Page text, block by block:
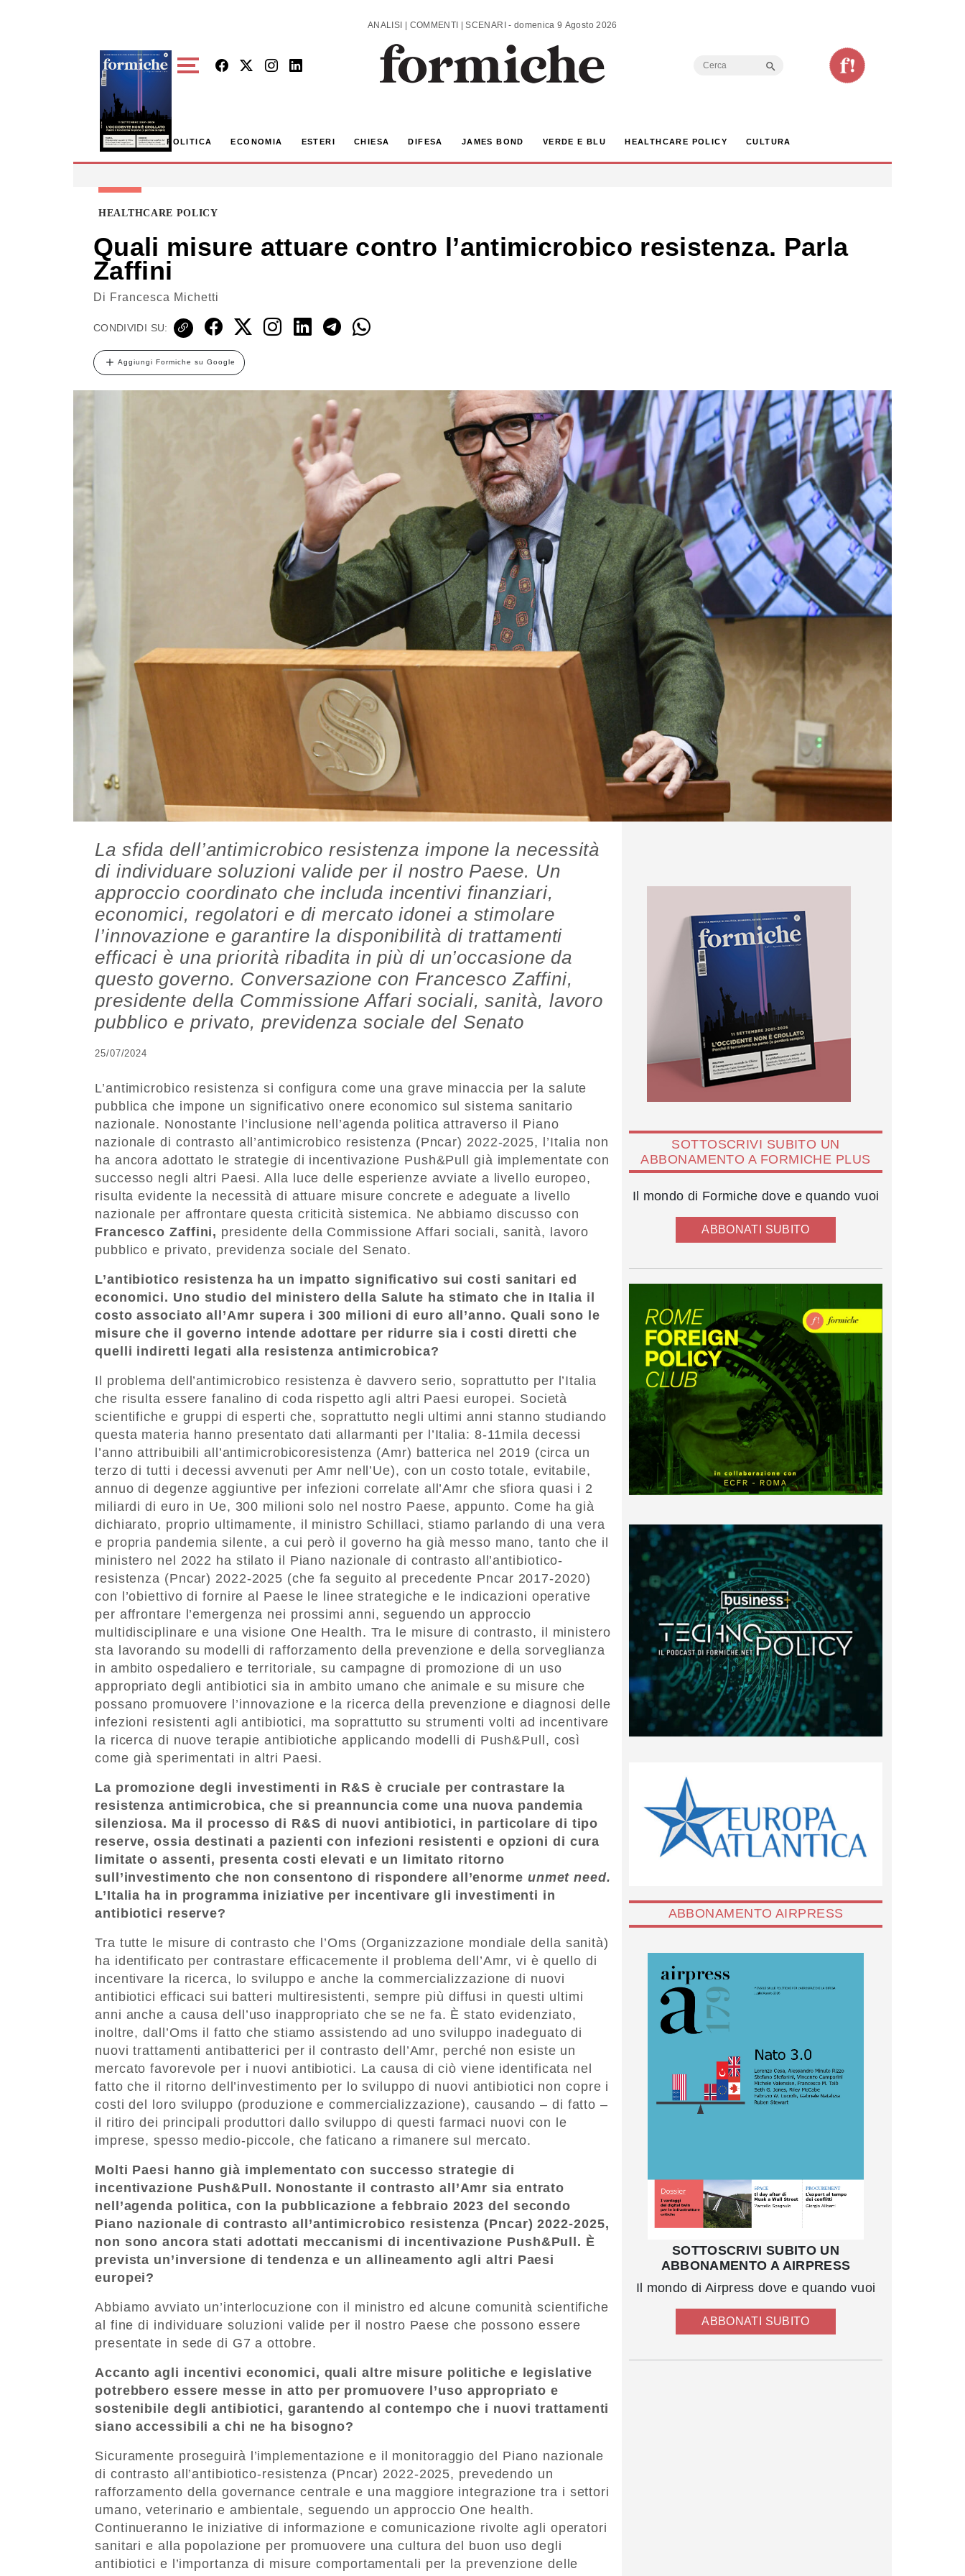
ANALISI | COMMENTI | SCENARI - domenica 9 Agosto 2026
Search
POLITICA ECONOMIA ESTERI CHIESA DIFESA JAMES BOND VERDE E BLU HEALTHCARE POLICY CULTURA
HEALTHCARE POLICY
Quali misure attuare contro l’antimicrobico resistenza. Parla
Zaffini
Di Francesca Michetti
CONDIVIDI SU:
Aggiungi Formiche su Google
La sfida dell’antimicrobico resistenza impone la necessità
di individuare soluzioni valide per il nostro Paese. Un
approccio coordinato che includa incentivi finanziari,
economici, regolatori e di mercato idonei a stimolare
l’innovazione e garantire la disponibilità di trattamenti
efficaci è una priorità ribadita in più di un’occasione da
questo governo. Conversazione con Francesco Zaffini,
presidente della Commissione Affari sociali, sanità, lavoro
pubblico e privato, previdenza sociale del Senato
25/07/2024
L’antimicrobico resistenza si configura come una grave minaccia per la salute
pubblica che impone un significativo onere economico sul sistema sanitario
nazionale. Nonostante l’inclusione nell’agenda politica attraverso il Piano
nazionale di contrasto all’antimicrobico resistenza (Pncar) 2022-2025, l’Italia non
ha ancora adottato le strategie di incentivazione Push&Pull già implementate con
successo negli altri Paesi.Alla luce delle esperienze avviate a livello europeo,
risulta evidente la necessità di attuare misure concrete e adeguate a livello
nazionale per affrontare questa criticità sistemica. Ne abbiamo discusso con
Francesco Zaffini, presidente della Commissione Affari sociali, sanità, lavoro
pubblico e privato, previdenza sociale del Senato.
L’antibiotico resistenza ha un impatto significativo sui costi sanitari ed
economici. Uno studio del ministero della Salute ha stimato che in Italia il
costo associato all’Amr supera i 300 milioni di euro all’anno. Quali sono le
misure che il governo intende adottare per ridurre sia i costi diretti che
quelli indiretti legati alla resistenza antimicrobica?
Il problema dell’antimicrobico resistenza è davvero serio, soprattutto per l’Italia
che risulta essere fanalino di coda rispetto agli altri Paesi europei. Società
scientifiche e gruppi di esperti che, soprattutto negli ultimi anni stanno studiando
questa materia hanno presentato dati allarmanti per l’Italia: 8-11mila decessi
l’anno attribuibili all’antimicrobicoresistenza (Amr) batterica nel 2019 (circa un
terzo di tutti i decessi avvenuti per Amr nell’Ue), con un costo totale, evitabile,
annuo di degenze aggiuntive per infezioni correlate all’Amr che sfiora quasi i 2
miliardi di euro in Ue, 300 milioni solo nel nostro Paese, appunto. Come ha già
dichiarato, proprio ultimamente, il ministro Schillaci, stiamo parlando di una vera
e propria pandemia silente, a cui però il governo ha già messo mano, tanto che il
ministero nel 2022 ha stilato il Piano nazionale di contrasto all’antibiotico-
resistenza (Pncar) 2022-2025 (che fa seguito al precedente Pncar 2017-2020)
con l’obiettivo di fornire al Paese le linee strategiche e le indicazioni operative
per affrontare l’emergenza nei prossimi anni, seguendo un approccio
multidisciplinare e una visione One Health. Tra le misure di contrasto, il ministero
sta lavorando su modelli di rafforzamento della prevenzione e della sorveglianza
in ambito ospedaliero e territoriale, su campagne di promozione di un uso
appropriato degli antibiotici sia in ambito umano che animale e su misure che
possano promuovere l’innovazione e la ricerca della prevenzione e diagnosi delle
infezioni resistenti agli antibiotici, ma soprattutto su strumenti volti ad incentivare
la ricerca di nuove terapie antibiotiche applicando modelli di Push&Pull, così
come già sperimentati in altri Paesi.
La promozione degli investimenti in R&S è cruciale per contrastare la
resistenza antimicrobica, che si preannuncia come una nuova pandemia
silenziosa. Ma il processo di R&S di nuovi antibiotici, in particolare di tipo
reserve, ossia destinati a pazienti con infezioni resistenti e opzioni di cura
limitate o assenti, presenta costi elevati e un limitato ritorno
sull’investimento che non consentono di rispondere all’enorme unmet need.
L’Italia ha in programma iniziative per incentivare gli investimenti in
antibiotici reserve?
Tra tutte le misure di contrasto che l’Oms (Organizzazione mondiale della sanità)
ha identificato per contrastare efficacemente il problema dell’Amr, vi è quello di
incentivare la ricerca, lo sviluppo e anche la commercializzazione di nuovi
antibiotici efficaci sui batteri multiresistenti, sempre più diffusi in questi ultimi
anni anche a causa dell’uso inappropriato che se ne fa. È stato evidenziato,
inoltre, dall’Oms il fatto che stiamo assistendo ad uno sviluppo inadeguato di
nuovi trattamenti antibatterici per il contrasto dell’Amr, perché non esiste un
mercato favorevole per i nuovi antibiotici. La causa di ciò viene identificata nel
fatto che il ritorno dell’investimento per lo sviluppo di nuovi antibiotici non copre i
costi del loro sviluppo (produzione e commercializzazione), causando – di fatto –
il ritiro dei principali produttori dallo sviluppo di questi farmaci nuovi con le
imprese, spesso medio-piccole, che faticano a rimanere sul mercato.
Molti Paesi hanno già implementato con successo strategie di
incentivazione Push&Pull. Nonostante il contrasto all’Amr sia entrato
nell’agenda politica, con la pubblicazione a febbraio 2023 del secondo
Piano nazionale di contrasto all’antimicrobico resistenza (Pncar) 2022-2025,
non sono ancora stati adottati meccanismi di incentivazione Push&Pull. È
prevista un’inversione di tendenza e un allineamento agli altri Paesi
europei?
Abbiamo avviato un’interlocuzione con il ministro ed alcune comunità scientifiche
al fine di individuare soluzioni valide per il nostro Paese che possono essere
presentate in sede di G7 a ottobre.
Accanto agli incentivi economici, quali altre misure politiche e legislative
potrebbero essere messe in atto per promuovere l’uso appropriato e
sostenibile degli antibiotici, garantendo al contempo che i nuovi trattamenti
siano accessibili a chi ne ha bisogno?
Sicuramente proseguirà l’implementazione e il monitoraggio del Piano nazionale
di contrasto all’antibiotico-resistenza (Pncar) 2022-2025, prevedendo un
rafforzamento della governance centrale e una maggiore integrazione tra i settori
umano, veterinario e ambientale, seguendo un approccio One health.
Continueranno le iniziative di informazione e comunicazione rivolte agli operatori
sanitari e alla popolazione per promuovere una cultura del buon uso degli
antibiotici e l’importanza di misure comportamentali per la prevenzione delle
SOTTOSCRIVI SUBITO UN
ABBONAMENTO A FORMICHE PLUS
Il mondo di Formiche dove e quando vuoi
ABBONATI SUBITO
ABBONAMENTO AIRPRESS
SOTTOSCRIVI SUBITO UN
ABBONAMENTO A AIRPRESS
Il mondo di Airpress dove e quando vuoi
ABBONATI SUBITO